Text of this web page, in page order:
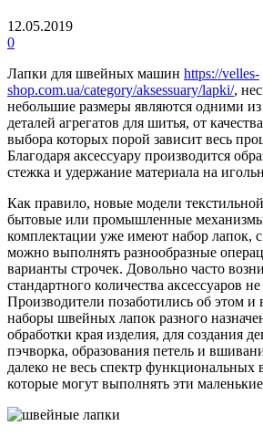
12.05.2019
0
Лапки для швейных машин https://velles-
shop.com.ua/category/aksessuary/lapki/,
небольшие размеры являются одними
деталей агрегатов для шитья, от
выбора которых порой зависит весь
Благодаря аксессуару производится
стежка и удержание материала на
Как правило, новые модели
бытовые или промышленные механизмы
комплектации уже имеют набор лапок,
можно выполнять разнообразные
варианты строчек. Довольно часто
стандартного количества аксессуаров
Производители позаботились об этом и
наборы швейных лапок разного
обработки края изделия, для создания
пэчворка, образования петель и
далеко не весь спектр функциональных
которые могут выполнять эти